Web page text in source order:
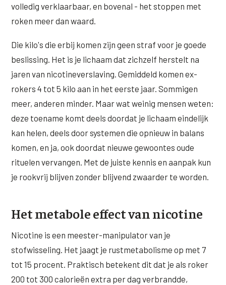
Kaaklijn
Hals
Decolleté
Rimpels
Overmatig zweten
Kaalheid en haarverlies
Bekijk alle zones →
Silhouette Soft
HUID & AANVULLEND
Epionce huidverzorging
Plexr Soft Surgery
PRP-behandeling
RRS HA Eyes
Tretinoïne (vitamine A zuur) crème
Digitale Nek Profiel
volledig verklaarbaar, en bovenal - het stoppen met
roken meer dan waard.
Die kilo's die erbij komen zijn geen straf voor je goede
beslissing. Het is je lichaam dat zichzelf herstelt na
jaren van nicotineverslaving. Gemiddeld komen ex-
rokers 4 tot 5 kilo aan in het eerste jaar. Sommigen
meer, anderen minder. Maar wat weinig mensen weten:
deze toename komt deels doordat je lichaam eindelijk
kan helen, deels door systemen die opnieuw in balans
komen, en ja, ook doordat nieuwe gewoontes oude
rituelen vervangen. Met de juiste kennis en aanpak kun
je rookvrij blijven zonder blijvend zwaarder te worden.
Het metabole effect van nicotine
Nicotine is een meester-manipulator van je
stofwisseling. Het jaagt je rustmetabolisme op met 7
tot 15 procent. Praktisch betekent dit dat je als roker
200 tot 300 calorieën extra per dag verbrandde,